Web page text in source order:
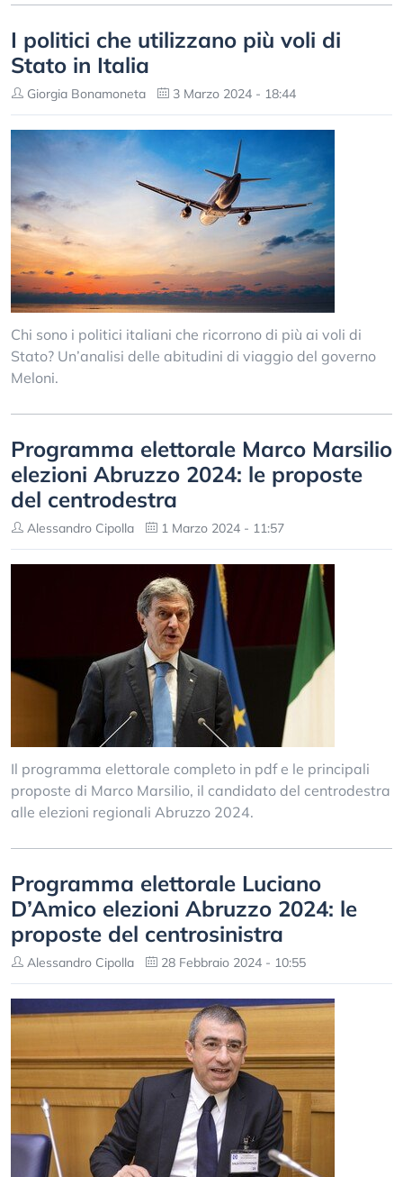
I politici che utilizzano più voli di
Stato in Italia
Giorgia Bonamoneta 3 Marzo 2024 - 18:44
Chi sono i politici italiani che ricorrono di più ai voli di
Stato? Un’analisi delle abitudini di viaggio del governo
Meloni.
Programma elettorale Marco Marsilio
elezioni Abruzzo 2024: le proposte
del centrodestra
Alessandro Cipolla 1 Marzo 2024 - 11:57
Il programma elettorale completo in pdf e le principali
proposte di Marco Marsilio, il candidato del centrodestra
alle elezioni regionali Abruzzo 2024.
Programma elettorale Luciano
D’Amico elezioni Abruzzo 2024: le
proposte del centrosinistra
Alessandro Cipolla 28 Febbraio 2024 - 10:55